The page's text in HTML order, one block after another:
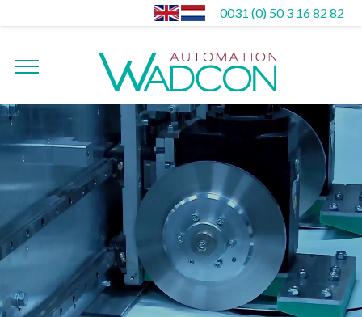
0031 (0) 50 3 16 82 82